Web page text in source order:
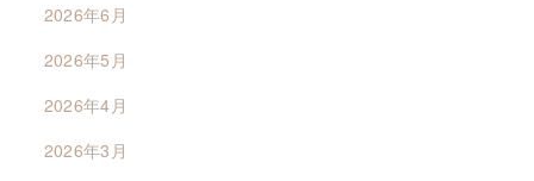
2026年6月
2026年5月
2026年4月
2026年3月